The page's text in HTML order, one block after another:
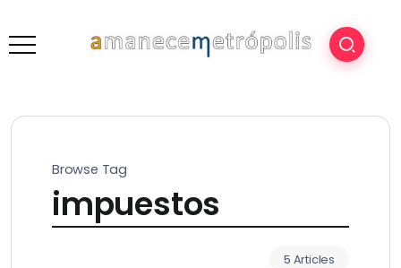
Browse Tag
impuestos
5 Articles